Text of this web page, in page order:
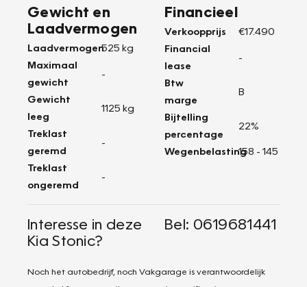
Gewicht en
Laadvermogen
Laadvermogen525 kg
Maximaal
gewicht
-
Gewicht
leeg
1125 kg
Treklast
geremd
-
Treklast
ongeremd
-
Financieel
Verkoopprijs
€17.490
Financial
lease
-
Btw
marge
B
Bijtelling
percentage
22%
Wegenbelasting158 - 145
Interesse in deze
Kia Stonic?
Bel: 0619681441
Noch het autobedrijf, noch Vakgarage is verantwoordelijk